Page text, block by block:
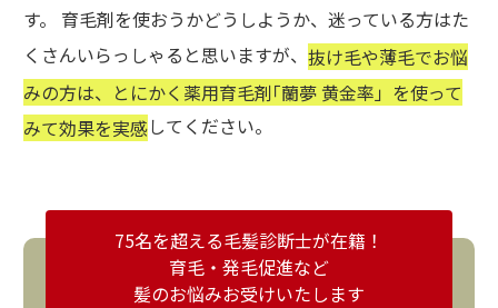
す。 育毛剤を使おうかどうしようか、迷っている方はた
くさんいらっしゃると思いますが、 抜け毛や薄毛でお悩
みの方は、とにかく薬用育毛剤｢蘭夢 黄金率」を使って
みて効果を実感してください。
75名を超える毛髪診断士が在籍！
育毛・発毛促進など
髪のお悩みお受けいたします